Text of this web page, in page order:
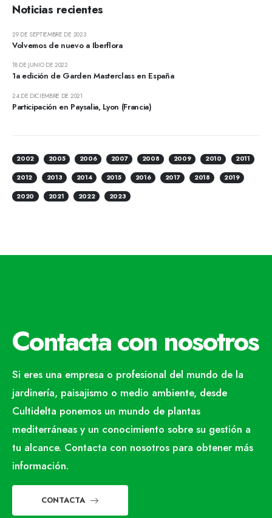
Noticias recientes
Volvemos de nuevo a Iberflora
29 DE SEPTIEMBRE DE 2023
1a edición de Garden Masterclass en España
18 DE JUNIO DE 2022
Participación en Paysalia, Lyon (Francia)
24 DE DICIEMBRE DE 2021
2002 2005 2006 2007 2008 2009 2010 2011
2012 2013 2014 2015 2016 2017 2018 2019
2020 2021 2022 2023
Contacta con nosotros
Si eres una empresa o profesional del mundo de la
jardinería, paisajismo o medio ambiente, desde
Cultidelta ponemos un mundo de plantas
mediterráneas y un conocimiento sobre su gestión a
tu alcance. Contacta con nosotros para obtener más
información.
CONTACTA